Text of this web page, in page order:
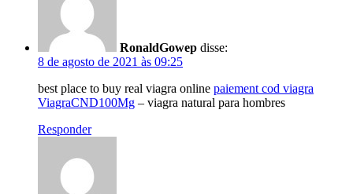
RonaldGowep disse:
8 de agosto de 2021 às 09:25
best place to buy real viagra online paiement cod viagra
ViagraCND100Mg – viagra natural para hombres
Responder